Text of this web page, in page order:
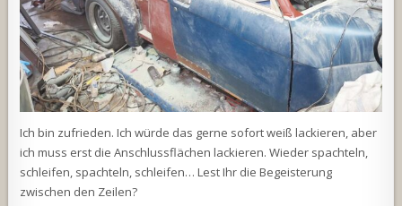
Ich bin zufrieden. Ich würde das gerne sofort weiß lackieren, aber
ich muss erst die Anschlussflächen lackieren. Wieder spachteln,
schleifen, spachteln, schleifen… Lest Ihr die Begeisterung
zwischen den Zeilen?